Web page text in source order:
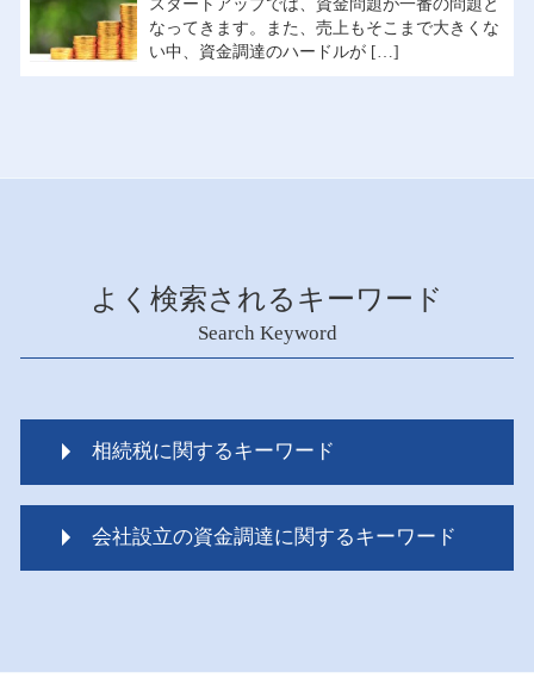
スタートアップでは、資金問題が一番の問題と
なってきます。また、売上もそこまで大きくな
い中、資金調達のハードルが […]
よく検索されるキーワード
Search Keyword
相続税に関するキーワード
相続税 いくらからかかるの
ペイペイ 相続税
会社設立の資金調達に関するキーワード